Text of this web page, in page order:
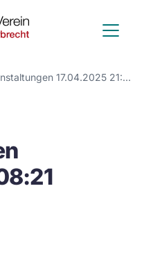
Deutscher
Anwalt
Verein
Anmeldung zu Veranstaltungen 17.04.2025 21:08:21